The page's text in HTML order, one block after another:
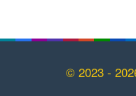
© 2023 -